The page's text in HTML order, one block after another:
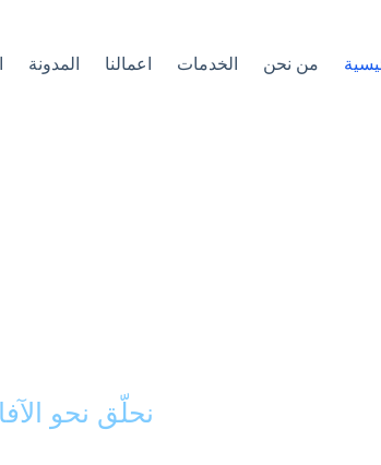
من نحن الخدمات اعمالنا المدونة
نحلّق نحو